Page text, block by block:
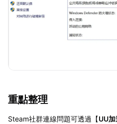
重點整理
Steam社群連線問題可透過【UU